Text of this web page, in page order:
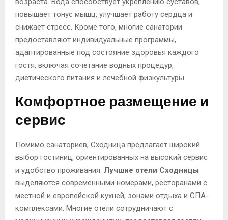
повышает тонус мышц, улучшает работу сердца и
снижает стресс. Кроме того, многие санатории
предоставляют индивидуальные программы,
адаптированные под состояние здоровья каждого
гостя, включая сочетание водных процедур,
диетического питания и лечебной физкультуры.
Комфортное размещение и
сервис
Помимо санаториев, Сходница предлагает широкий
выбор гостиниц, ориентированных на высокий сервис
и удобство проживания. Лучшие отели Сходницы
выделяются современными номерами, ресторанами с
местной и европейской кухней, зонами отдыха и СПА-
комплексами. Многие отели сотрудничают с